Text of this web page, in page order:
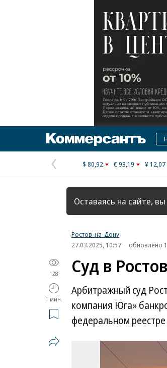
Предыдущая
страница
$ 80,92 € 93,19 ¥ 12,07
Оставаясь на сайте,
Ростов-на-Дону
27.03.2025, 10:57
обновлено
128
1 мин.
Суд в
Арбитражный суд
компания Юга»
федеральном